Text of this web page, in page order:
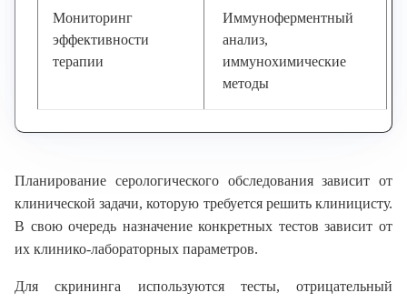
Мониторинг
эффективности
терапии
Иммуноферментный
анализ,
иммунохимические
методы
Планирование серологического обследования зависит от
клинической задачи, которую требуется решить клиницисту.
В свою очередь назначение конкретных тестов зависит от
их клинико-лабораторных параметров.
Для скрининга используются тесты, отрицательный